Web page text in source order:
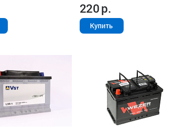
220р.
Купить